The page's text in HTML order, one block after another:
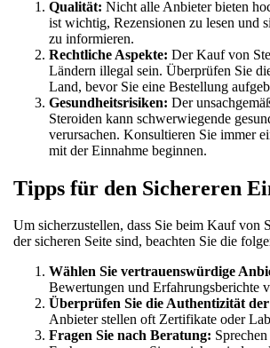
Qualität: Nicht alle Anbieter bieten
ist wichtig, Rezensionen zu lesen und
zu informieren.
Rechtliche Aspekte: Der Kauf von
Ländern illegal sein. Überprüfen Sie
Land, bevor Sie eine Bestellung
Gesundheitsrisiken: Der
Steroiden kann schwerwiegende
verursachen. Konsultieren Sie immer
mit der Einnahme beginnen.
Tipps für den Sichereren
Um sicherzustellen, dass Sie beim Kauf von
der sicheren Seite sind, beachten Sie die
Wählen Sie vertrauenswürdige
Bewertungen und Erfahrungsberichte
Überprüfen Sie die Authentizität
Anbieter stellen oft Zertifikate oder
Fragen Sie nach Beratung: